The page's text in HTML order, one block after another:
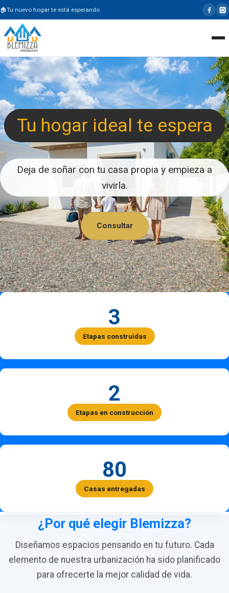
Tu nuevo hogar te está esperando
Tu hogar ideal te espera
Deja de soñar con tu casa propia y empieza a
vivirla.
Consultar
3
Etapas construidas
2
Etapas en construcción
80
Casas entregadas
¿Por qué elegir Blemizza?
Diseñamos espacios pensando en tu futuro. Cada
elemento de nuestra urbanización ha sido planificado
para ofrecerte la mejor calidad de vida.